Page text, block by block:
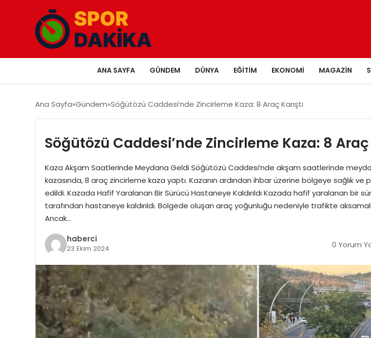
ANA SAYFA GÜNDEM DÜNYA EĞITIM EKONOMI MAGAZIN
Ana Sayfa Gündem Söğütözü Caddesi’nde Zincirleme Kaza: 8 Araç Karıştı
Söğütözü Caddesi’nde Zincirleme Kaza: 8 Araç
Kaza Akşam Saatlerinde Meydana Geldi Söğütözü Caddesi’nde akşam saatlerinde
kazasında, 8 araç zincirleme kaza yaptı. Kazanın ardından ihbar üzerine bölgeye sağlık ve
edildi. Kazada Hafif Yaralanan Bir Sürücü Hastaneye Kaldırıldı Kazada hafif yaralanan bir
tarafından hastaneye kaldırıldı. Bölgede oluşan araç yoğunluğu nedeniyle trafikte
Ancak…
haberci
23 Ekim 2024 0 Yorum